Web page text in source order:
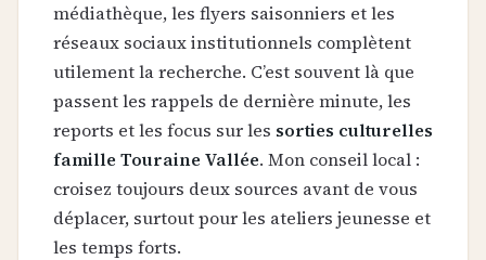
médiathèque, les flyers saisonniers et les
réseaux sociaux institutionnels complètent
utilement la recherche. C’est souvent là que
passent les rappels de dernière minute, les
reports et les focus sur les sorties culturelles
famille Touraine Vallée. Mon conseil local :
croisez toujours deux sources avant de vous
déplacer, surtout pour les ateliers jeunesse et
les temps forts.